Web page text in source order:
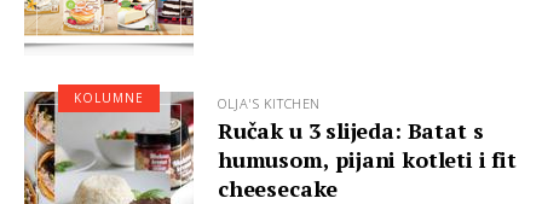
OLJA'S KITCHEN
Ručak u 3 slijeda: Batat s
humusom, pijani kotleti i fit
cheesecake
KOLUMNE